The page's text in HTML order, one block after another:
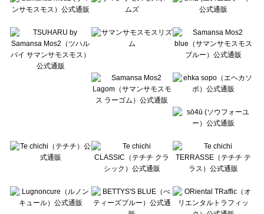
Te chichi CLASSIC（テチチ クラシック）のシャツ・ブラウス一覧
Lugnoncure（ルノンキュール）のシャツ・ブラウス一覧
BETTY'S BLUE（べティーズブルー）のシャツ・ブラウス一覧
Wpc.（ワールドパーティー）のシャツ・ブラウス一覧